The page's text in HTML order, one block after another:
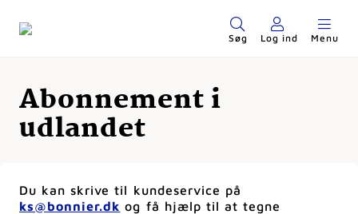
Søg Log ind Menu
Abonnement i
udlandet
Du kan skrive til kundeservice på
ks@bonnier.dk og få hjælp til at tegne